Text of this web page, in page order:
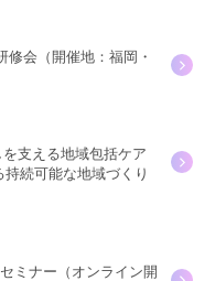
会（開催地：福岡・
支える地域包括ケア
続可能な地域づくり
ミナー（オンライン開